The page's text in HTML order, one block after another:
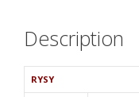
Description
RYSY